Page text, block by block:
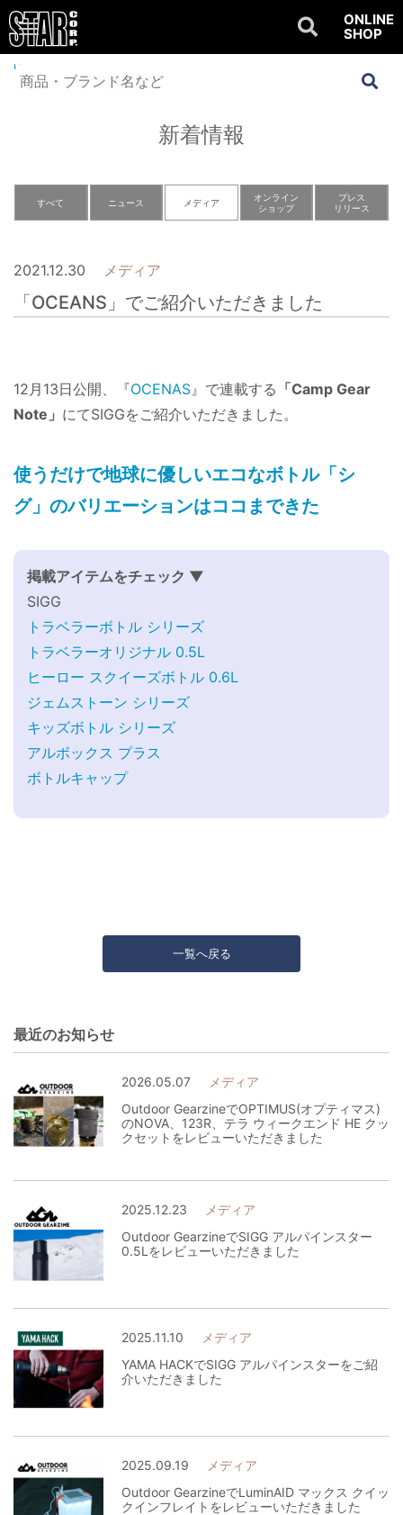
ONLINE
SHOP
Home
新着情報
すべて ニュース メディア
オンライン
ショップ
プレス
リリース
2021.12.30 メディア
「OCEANS」でご紹介いただきました
12月13日公開、『OCENAS』で連載する 「Camp Gear
Note」 にてSIGGをご紹介いただきました。
使うだけで地球に優しいエコなボトル「シ
グ」のバリエーションはココまできた
掲載アイテムをチェック ▼
SIGG
トラベラーボトル シリーズ
トラベラーオリジナル 0.5L
ヒーロー スクイーズボトル 0.6L
ジェムストーン シリーズ
キッズボトル シリーズ
アルボックス プラス
ボトルキャップ
一覧へ戻る
最近のお知らせ
2026.05.07
メディア
Outdoor GearzineでOPTIMUS(オプティマス)
のNOVA、123R、テラ ウィークエンド HE クッ
クセットをレビューいただきました
2025.12.23
メディア
Outdoor GearzineでSIGG アルパインスター
0.5Lをレビューいただきました
2025.11.10
メディア
YAMA HACKでSIGG アルパインスターをご紹
介いただきました
2025.09.19
メディア
Outdoor GearzineでLuminAID マックス クイッ
クインフレイトをレビューいただきました